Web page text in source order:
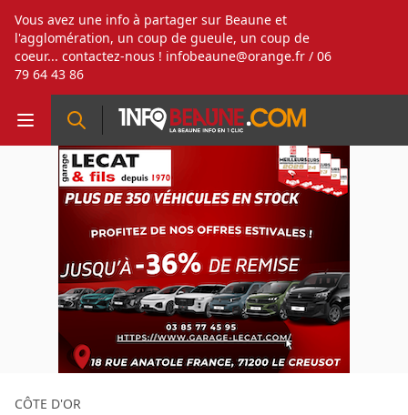
Vous avez une info à partager sur Beaune et
l'agglomération, un coup de gueule, un coup de
coeur... contactez-nous ! infobeaune@orange.fr / 06
79 64 43 86
CÔTE D'OR